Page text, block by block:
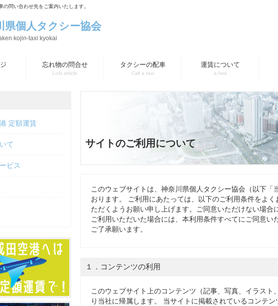
の問い合わせ先をご案内いたします。
県個人タクシー協会
kojin-taxi kyokai
忘れ物の問合せ
Lost article
タクシーの配車
Call a taxi
運賃について
a fare
サイトのご利用について
このウェブサイトは、神奈川県個人タクシー協会（以下「
おります。 ご利用にあたっては、以下のご利用条件をよ
ただくようお願い申し上げます。ご同意いただけない場合
ご利用いただいた場合には、本利用条件すべてにご同意い
ご了承願います。
１．コンテンツの利用
このウェブサイト上のコンテンツ（記事、写真、イラスト
り当社に帰属します。 当サイトに掲載されているコンテ
定額運賃
て
ビス